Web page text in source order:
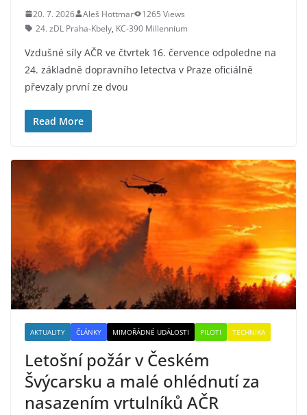
20. 7. 2026 Aleš Hottmar
1265 Views
24. zDL Praha-Kbely, KC-390 Millennium
Vzdušné síly AČR ve čtvrtek 16. července odpoledne na
24. základně dopravního letectva v Praze oficiálně
převzaly první ze dvou
Read More
AKTUALITY ČLÁNKY MIMOŘÁDNÉ UDÁLOSTI PILOTI TECHNIKA
Letošní požár v Českém
Švýcarsku a malé ohlédnutí za
nasazením vrtulníků AČR